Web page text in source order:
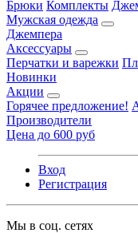
Брюки Комплекты
Мужская одежда
Джемпера
Аксессуары
Перчатки и варежки
Новинки
Акции
Горячее предложение!
Производители
Цена до 600 руб
Вход
Регистрация
Мы в соц. сетях